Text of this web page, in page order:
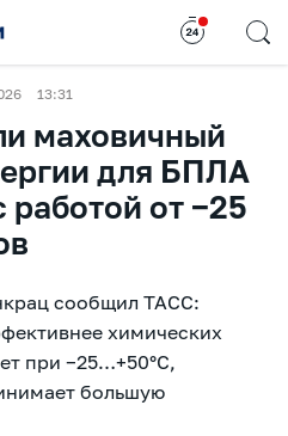
13:31
маховичный
для БПЛА
работой от −25
сообщил ТАСС:
химических
при −25…+50°C,
большую